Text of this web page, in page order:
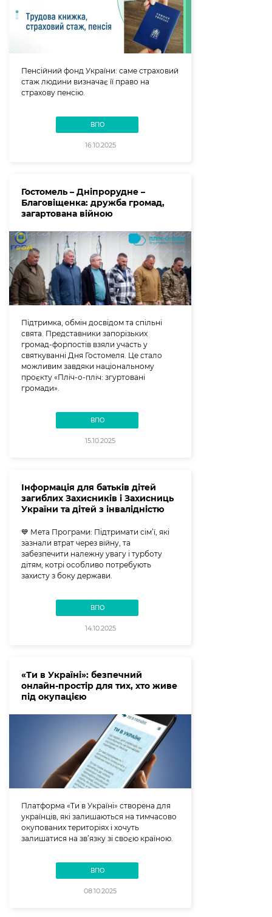
Пенсійний фонд України: саме страховий
стаж людини визначає її право на
страхову пенсію.
ВПО
16.10.2025
Гостомель – Дніпрорудне –
Благовіщенка: дружба громад,
загартована війною
Підтримка, обмін досвідом та спільні
свята. Представники запорізьких
громад-форпостів взяли участь у
святкуванні Дня Гостомеля. Це стало
можливим завдяки національному
проєкту «Пліч-о-пліч: згуртовані
громади».
ВПО
15.10.2025
Інформація для батьків дітей
загиблих Захисників і Захисниць
України та дітей з інвалідністю
💙 Мета Програми: Підтримати сім’ї, які
зазнали втрат через війну, та
забезпечити належну увагу і турботу
дітям, котрі особливо потребують
захисту з боку держави.
ВПО
14.10.2025
«Ти в Україні»: безпечний
онлайн-простір для тих, хто живе
під окупацією
Платформа «Ти в Україні» створена для
українців, які залишаються на тимчасово
окупованих територіях і хочуть
залишатися на зв’язку зі своєю країною.
ВПО
08.10.2025